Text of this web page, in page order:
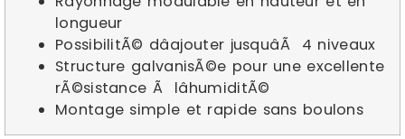
longueur
PossibilitÃ© dâajouter jusquâÃ 4 niveaux
Structure galvanisÃ©e pour une excellente
rÃ©sistance Ã lâhumiditÃ©
Montage simple et rapide sans boulons